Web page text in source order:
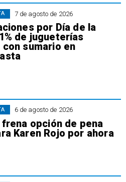
7 de agosto de 2026
por Día de la
de jugueterías
sumario en
6 de agosto de 2026
opción de pena
Karen Rojo por ahora